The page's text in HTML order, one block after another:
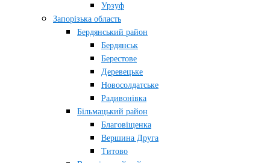
Урзуф
Запорізька область
Бердянський район
Бердянськ
Берестове
Деревецьке
Новосолдатське
Радивонівка
Більмацький район
Благовіщенка
Вершина Друга
Титово